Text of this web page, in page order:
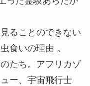
ることのできない
食いの理由 。
たち。アフリカゾ
ー、宇宙飛行士